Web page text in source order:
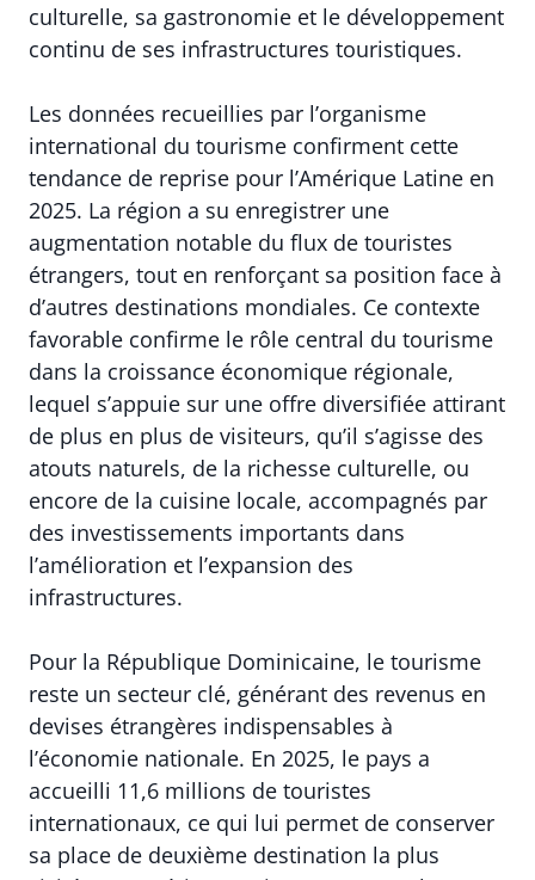
culturelle, sa gastronomie et le développement
continu de ses infrastructures touristiques.
Les données recueillies par l’organisme
international du tourisme confirment cette
tendance de reprise pour l’Amérique Latine en
2025. La région a su enregistrer une
augmentation notable du flux de touristes
étrangers, tout en renforçant sa position face à
d’autres destinations mondiales. Ce contexte
favorable confirme le rôle central du tourisme
dans la croissance économique régionale,
lequel s’appuie sur une offre diversifiée attirant
de plus en plus de visiteurs, qu’il s’agisse des
atouts naturels, de la richesse culturelle, ou
encore de la cuisine locale, accompagnés par
des investissements importants dans
l’amélioration et l’expansion des
infrastructures.
Pour la République Dominicaine, le tourisme
reste un secteur clé, générant des revenus en
devises étrangères indispensables à
l’économie nationale. En 2025, le pays a
accueilli 11,6 millions de touristes
internationaux, ce qui lui permet de conserver
sa place de deuxième destination la plus